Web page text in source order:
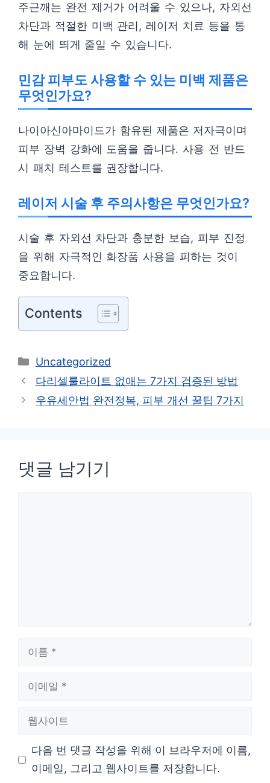
주근깨는 완전 제거가 어려울 수 있으나, 자외선
차단과 적절한 미백 관리, 레이저 치료 등을 통
해 눈에 띄게 줄일 수 있습니다.
민감 피부도 사용할 수 있는 미백 제품은
무엇인가요?
나이아신아마이드가 함유된 제품은 저자극이며
피부 장벽 강화에 도움을 줍니다. 사용 전 반드
시 패치 테스트를 권장합니다.
레이저 시술 후 주의사항은 무엇인가요?
시술 후 자외선 차단과 충분한 보습, 피부 진정
을 위해 자극적인 화장품 사용을 피하는 것이
중요합니다.
Contents
카
테
리
Uncategorized
다리셀룰라이트 없애는 7가지 검증된 방법
우유세안법 완전정복, 피부 개선 꿀팁 7가지
댓글 남기기
다음 번 댓글 작성을 위해 이 브라우저에 이름,
이메일, 그리고 웹사이트를 저장합니다.